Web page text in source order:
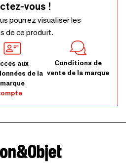
vous !
pourrez visualiser les
de ce produit.
aux
de la
marque
Conditions de
vente de la marque